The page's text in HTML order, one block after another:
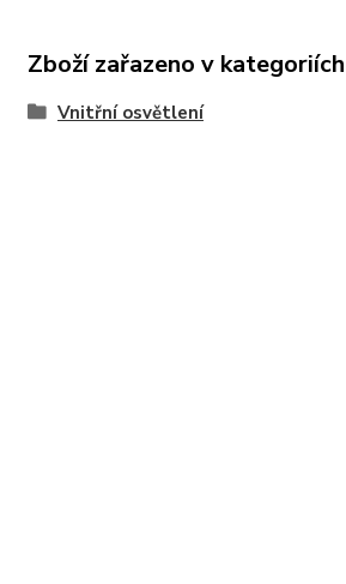
Zboží zařazeno v kategoriích
Vnitřní osvětlení